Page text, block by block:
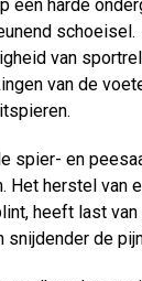
een harde
schoeisel.
van
van de
spier- en
Het herstel van
heeft last
snijdender de